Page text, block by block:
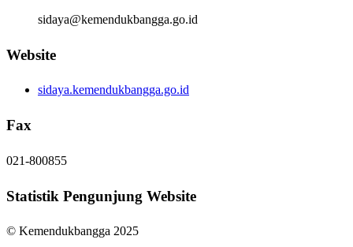
sidaya@kemendukbangga.go.id
Website
sidaya.kemendukbangga.go.id
Fax
021-800855
Statistik Pengunjung Website
© Kemendukbangga 2025